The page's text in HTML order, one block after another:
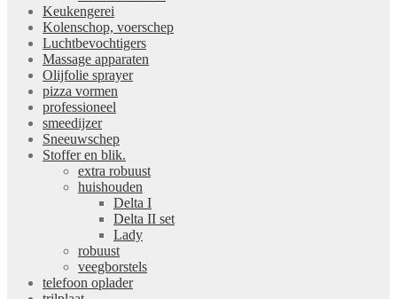
Keukengerei
Kolenschop, voerschep
Luchtbevochtigers
Massage apparaten
Olijfolie sprayer
pizza vormen
professioneel
smeedijzer
Sneeuwschep
Stoffer en blik.
extra robuust
huishouden
Delta I
Delta II set
Lady
robuust
veegborstels
telefoon oplader